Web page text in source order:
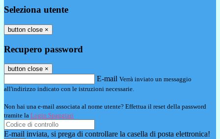
Seleziona utente
button close ×
Recupero password
button close ×
E-mail Verrà inviato un messaggio
all'indirizzo indicato con le istruzioni necessarie.
Non hai una e-mail associata al nome utente? Effettua il reset della password
tramite la Login Spaggiari
E-mail inviata, si prega di controllare la casella di posta elettronica!